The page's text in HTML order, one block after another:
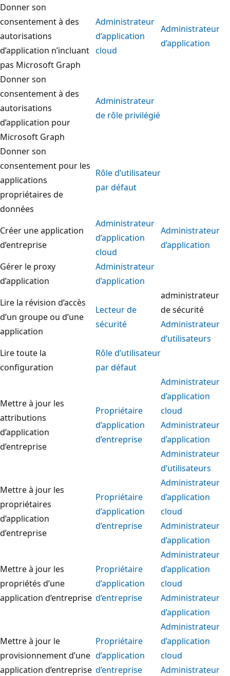
Donner son
consentement à des
autorisations
d’application n’incluant
pas Microsoft Graph
Administrateur
d’application
cloud
Administrateur
d’application
Donner son
consentement à des
autorisations
d’application pour
Microsoft Graph
Administrateur
de rôle privilégié
Donner son
consentement pour les
applications
propriétaires de
données
Rôle d’utilisateur
par défaut
Créer une application
d’entreprise
Administrateur
d’application
cloud
Administrateur
d’application
Gérer le proxy
d’application
Administrateur
d’application
Lire la révision d’accès
d’un groupe ou d’une
application
Lecteur de
sécurité
administrateur
de sécurité
Administrateur
d’utilisateurs
Lire toute la
configuration
Rôle d’utilisateur
par défaut
Mettre à jour les
attributions
d’application
d’entreprise
Propriétaire
d’application
d’entreprise
Administrateur
d’application
cloud
Administrateur
d’application
Administrateur
d’utilisateurs
Mettre à jour les
propriétaires
d’application
d’entreprise
Propriétaire
d’application
d’entreprise
Administrateur
d’application
cloud
Administrateur
d’application
Mettre à jour les
propriétés d’une
application d’entreprise
Propriétaire
d’application
d’entreprise
Administrateur
d’application
cloud
Administrateur
d’application
Mettre à jour le
provisionnement d’une
application d’entreprise
Propriétaire
d’application
d’entreprise
Administrateur
d’application
cloud
Administrateur